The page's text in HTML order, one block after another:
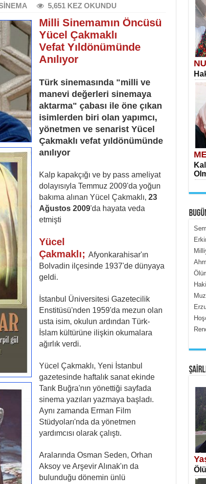
5,651 KEZ OKUNDU
Milli Sinemamın Öncüsü
Yücel Çakmaklı
Vefat Yıldönümünde
Anılıyor
Türk sinemasında "milli ve
manevi değerleri sinemaya
aktarma" çabası ile öne çıkan
isimlerden biri olan yapımcı,
yönetmen ve senarist Yücel
Çakmaklı vefat yıldönümünde
anılıyor
Kalp kapakçığı ve by pass ameliyat
dolayısıyla Temmuz 2009'da yoğun
bakıma alınan Yücel Çakmaklı, 23
Ağustos 2009'da hayata veda
etmişti
Yücel
Çakmaklı; Afyonkarahisar'ın
Bolvadin ilçesinde 1937'de dünyaya
geldi.
İstanbul Üniversitesi Gazetecilik
Enstitüsü'nden 1959'da mezun olan
usta isim, okulun ardından Türk-
İslam kültürüne ilişkin okumalara
ağırlık verdi.
Yücel Çakmaklı, Yeni İstanbul
gazetesinde haftalık sanat ekinde
Tarık Buğra'nın yönettiği sayfada
sinema yazıları yazmaya başladı.
Aynı zamanda Erman Film
Stüdyoları'nda da yönetmen
yardımcısı olarak çalıştı.
Aralarında Osman Seden, Orhan
Aksoy ve Arşevir Alınak'ın da
bulunduğu dönemin ünlü